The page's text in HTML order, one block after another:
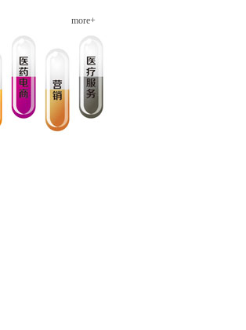
more+